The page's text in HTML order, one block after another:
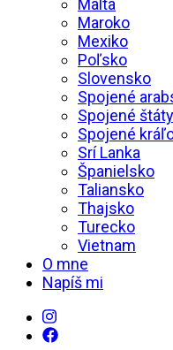
Malta
Maroko
Mexiko
Poľsko
Slovensko
Spojené
Spojené
Spojené
Srí Lanka
Španielsko
Taliansko
Thajsko
Turecko
Vietnam
O mne
Napíš mi